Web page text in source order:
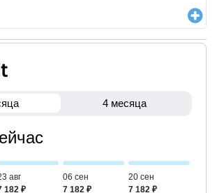
4 месяца
авг
182 ₽
06 сен
7 182 ₽
20 сен
7 182 ₽